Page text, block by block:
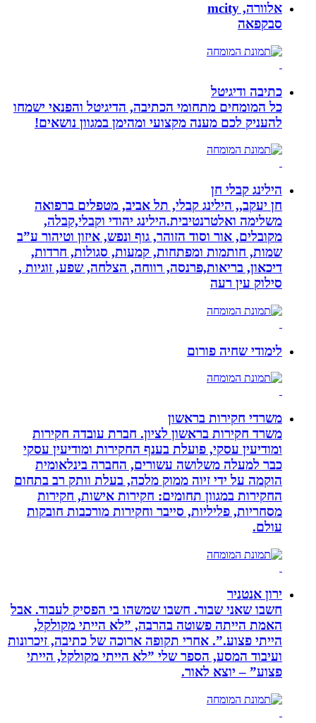
אלוורה, mcity
סבקפאה
כתיבה ודיגיטל
כל המומחים מתחומי הכתיבה, הדיגיטל והפנאי ישמחו
להעניק לכם מענה מקצועי ומהימן במגוון נושאים!
הילינג קבלי חן
חן יעקב,, הילינג קבלי, תל אביב, מטפלים ברפואה
משלימה ואלטרנטיבית.הילינג יהודי וקבלי,קבלה,
מקובלים, אור וסוד הזוהר, גוף ונפש, איזון וטיהור ע”ב
שמות, חותמות ומפתחות, קמעות, סגולות, חרדות,
דיכאון, בריאות,פרנסה, רווחה, הצלחה, שפע, זוגיות ,
סילוק עין רעה
לימודי שחיה פורום
משרדי חקירות בראשון
משרד חקירות בראשון לציון. חברת עובדה חקירות
ומודיעין עסקי, פועלת בענף החקירות ומודיעין עסקי
כבר למעלה משלושה עשורים, החברה בינלאומית
הוקמה על ידי זיוה ממוק מלכה, בעלת וותק רב בתחום
החקירות במגוון תחומים: חקירות אישות, חקירות
מסחריות, פליליות, סייבר וחקירות מורכבות חובקות
עולם.
ירון אנטניר
חשבו שאני שבור. חשבו שמשהו בי הפסיק לעבוד. אבל
האמת הייתה פשוטה בהרבה, ”לא הייתי מקולקל,
הייתי פצוע.”. אחרי תקופה ארוכה של כתיבה, זיכרונות
ועיבוד המסע, הספר שלי ”לא הייתי מקולקל, הייתי
פצוע” – יוצא לאור.